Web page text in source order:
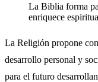
La Biblia forma
enriquece
La Religión propone
desarrollo personal y
para el futuro